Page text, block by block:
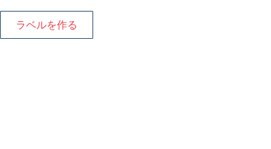
ラベルを作る